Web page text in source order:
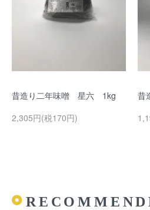
昔造り二年味噌 星六 1kg
2,305円(税170円)
昔